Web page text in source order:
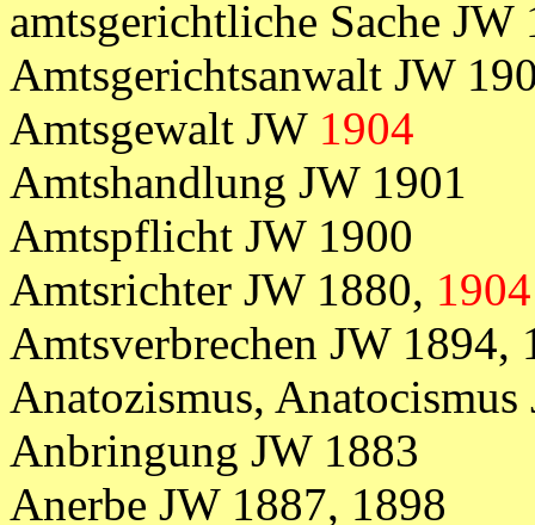
amtsgerichtliche Sache JW
Amtsgerichtsanwalt JW
Amtsgewalt JW 1904
Amtshandlung JW 1901
Amtspflicht JW 1900
Amtsrichter JW 1880, 1904
Amtsverbrechen JW 1894,
Anatozismus, Anatocismus
Anbringung JW 1883
Anerbe JW 1887, 1898